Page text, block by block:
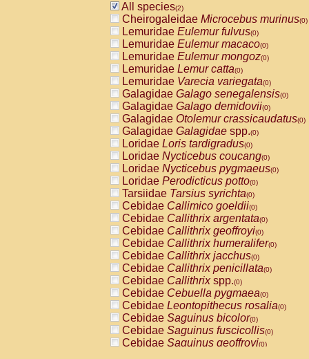
All species(2)
Cheirogaleidae Microcebus murinus(0)
Lemuridae Eulemur fulvus(0)
Lemuridae Eulemur macaco(0)
Lemuridae Eulemur mongoz(0)
Lemuridae Lemur catta(0)
Lemuridae Varecia variegata(0)
Galagidae Galago senegalensis(0)
Galagidae Galago demidovii(0)
Galagidae Otolemur crassicaudatus(0)
Galagidae Galagidae spp.(0)
Loridae Loris tardigradus(0)
Loridae Nycticebus coucang(0)
Loridae Nycticebus pygmaeus(0)
Loridae Perodicticus potto(0)
Tarsiidae Tarsius syrichta(0)
Cebidae Callimico goeldii(0)
Cebidae Callithrix argentata(0)
Cebidae Callithrix geoffroyi(0)
Cebidae Callithrix humeralifer(0)
Cebidae Callithrix jacchus(0)
Cebidae Callithrix penicillata(0)
Cebidae Callithrixspp.(0)
Cebidae Cebuella pygmaea(0)
Cebidae Leontopithecus rosalia(0)
Cebidae Saguinus bicolor(0)
Cebidae Saguinus fuscicollis(0)
Cebidae Saguinus geoffroyi(0)